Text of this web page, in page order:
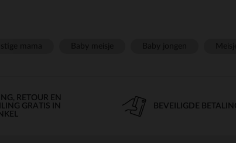
RETOUR EN
GRATIS IN
BEVEILIGDE